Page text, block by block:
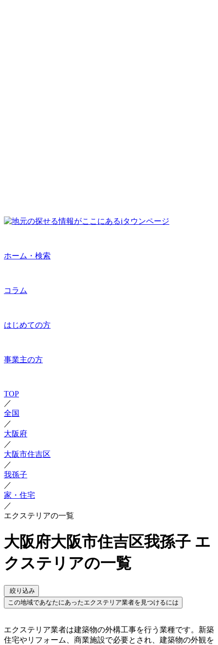
ホーム・検索
コラム
はじめての方
事業主の方
TOP
／
全国
／
大阪府
／
大阪市住吉区
／
我孫子
／
家・住宅
／
エクステリアの一覧
大阪府大阪市住吉区我孫子 エ
クステリアの一覧
絞り込み
この地域であなたにあったエクステリア業者を見つけるには
エクステリア業者は建築物の外構工事を行う業種です。新築
住宅やリフォーム、商業施設で必要とされ、建築物の外観を